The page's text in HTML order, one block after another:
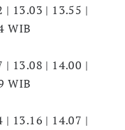
| 13.03 | 13.55 |
WIB
| 13.08 | 14.00 |
WIB
| 13.16 | 14.07 |